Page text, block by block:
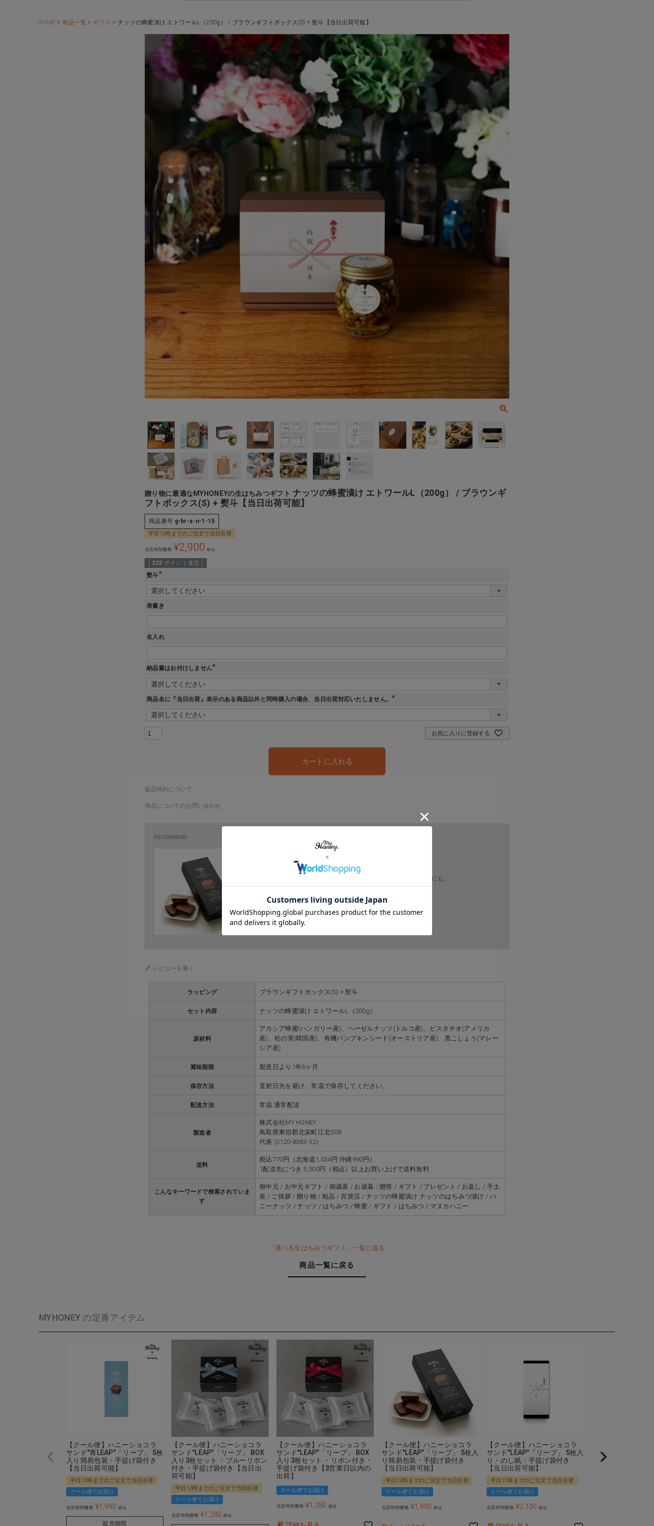
HOME 商品一覧 ギフト ナッツの蜂蜜漬け エトワールL（200g） / ブラウンギフトボックス(S) + 熨斗【当日出荷可能】
贈り物に最適なMYHONEYの生はちみつギフト ナッツの蜂蜜漬け エトワールL（200g） / ブラウンギ
フトボックス(S) + 熨斗【当日出荷可能】
商品番号 g-br-s-n-1-15
平日12時までのご注文で当日出荷
当店特別価格 ¥2,900 税込
232 ポイント進呈 ]
熨斗
必
須
)
表書き
名入れ
納品書はお付けしません
必
)
商品名に『当日出荷』表示のある商品以外と同時購入の場合、当日出荷対応いたしません。
必
)
お気に入りに登録する
カートに入れる
返品特約について
商品についてのお問い合わせ
砂糖不使用のショコラサンド
2時間で1,500枚 完売
身体に負担の少ない、罪悪感のないおやつを、自分と、大切な人にも。
レビューを書く
ラッピング ブラウンギフトボックス(S) + 熨斗
セット内容 ナッツの蜂蜜漬け エトワールL（200g）
原材料
アカシア蜂蜜(ハンガリー産)、ヘーゼルナッツ(トルコ産)、ピスタチオ(アメリカ
産)、松の実(韓国産)、有機パンプキンシード(オーストリア産)、黒こしょう(マレー
シア産)
賞味期限 製造日より1年6ヶ月
保存方法 直射日光を避け、常温で保存してください。
配送方法 常温 通常配送
製造者
株式会社MY HONEY
鳥取県東伯郡北栄町江北508
代表 (0120-8383-52）
送料
税込770円（北海道1,034円 沖縄990円）
1配送先につき 5,500円（税込）以上お買い上げで送料無料
こんなキーワードで検索されていま
す
御中元 / お中元ギフト / 御歳暮 / お歳暮 / 贈答 / ギフト / プレゼント / お返し / 手土
産 / ご挨拶 / 贈り物 / 粗品 / 百貨店 / ナッツの蜂蜜漬け ナッツのはちみつ漬け / ハ
ニーナッツ / ナッツ / はちみつ / 蜂蜜 / ギフト / はちみつ / マヌカハニー
「選べる生はちみつギフト」一覧に戻る
商品一覧に戻る
MYHONEY の定番アイテム
【クール便】ハニーショコラ
サンド"青LEAP"「リープ」 5枚
入り簡易包装・手提げ袋付き
【当日出荷可能】
平日12時までのご注文で当日出荷
クール便でお届け
当店特別価格 ¥1,990 税込
販売期間
【クール便】ハニーショコラ
サンド"LEAP"「リープ」 BOX
入り3枚セット ・ブルーリボン
付き・手提げ袋付き【当日出
荷可能】
平日12時までのご注文で当日出荷
クール便でお届け
当店特別価格 ¥1,280 税込
【クール便】ハニーショコラ
サンド"LEAP"「リープ」 BOX
入り3枚セット ・リボン付き・
手提げ袋付き【3営業日以内の
出荷】
クール便でお届け
当店特別価格 ¥1,280 税込
【クール便】ハニーショコラ
サンド"LEAP"「リープ」 5枚入
り簡易包装・手提げ袋付き
【当日出荷可能】
平日12時までのご注文で当日出荷
クール便でお届け
当店特別価格 ¥1,990 税込
【クール便】ハニーショコラ
サンド"LEAP"「リープ」 5枚入
り・のし紙・手提げ袋付き
【当日出荷可能】
平日12時までのご注文で当日出荷
クール便でお届け
当店特別価格 ¥2,100 税込
サンド"LEAP"「リ
り・MYHONEYリ